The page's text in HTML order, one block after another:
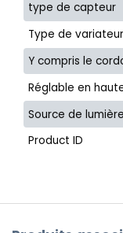
type de capteur
Type de variateur
Y compris le
Réglable en
Source de
Product ID